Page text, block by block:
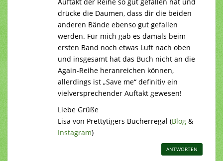
drücke die Daumen, dass dir die beiden
anderen Bände ebenso gut gefallen
werden. Für mich gab es damals beim
ersten Band noch etwas Luft nach oben
und insgesamt hat das Buch nicht an die
Again-Reihe heranreichen können,
allerdings ist „Save me“ definitiv ein
vielversprechender Auftakt gewesen!
Liebe Grüße
Lisa von Prettytigers Bücherregal (Blog &
Instagram)
ANTWORTEN